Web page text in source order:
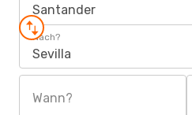
Santander
Nach?
Sevilla
Wann?